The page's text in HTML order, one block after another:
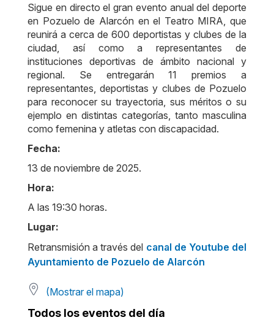
Sigue en directo el gran evento anual del deporte
en Pozuelo de Alarcón en el Teatro MIRA, que
reunirá a cerca de 600 deportistas y clubes de la
ciudad, así como a representantes de
instituciones deportivas de ámbito nacional y
regional. Se entregarán 11 premios a
representantes, deportistas y clubes de Pozuelo
para reconocer su trayectoria, sus méritos o su
ejemplo en distintas categorías, tanto masculina
como femenina y atletas con discapacidad.
Fecha:
13 de noviembre de 2025.
Hora:
A las 19:30 horas.
Lugar:
Retransmisión a través del canal de Youtube del
Ayuntamiento de Pozuelo de Alarcón
(Mostrar el mapa)
Todos los eventos del día